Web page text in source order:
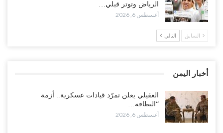
وتعزيزات عسكرية لحماية ترتيبات تصدير النفط..!
أغسطس 5, 2026
وسط معركة سعودية لإسقاط آخر معاقل الزبيدي.. القبائل تستنفر و”درع
في جبهات مأرب وتعز والضالع..!
أغسطس 5, 2026
الرياض وتوتر قبلي…
أغسطس 6, 2026
السابق التالي
أخبار اليمن
العقيلي يعلن تمرّد قيادات عسكرية.. أزمة
“البطاقة…
أغسطس 6, 2026